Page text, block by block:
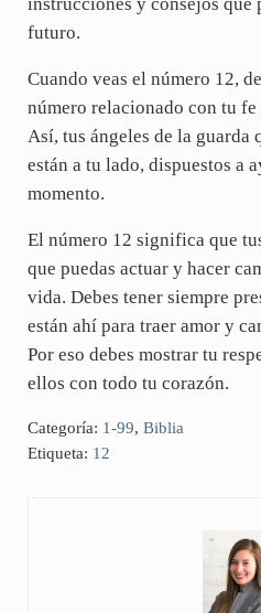
futuro.
Cuando veas el número 12,
número relacionado con tu
Así, tus ángeles de la guarda
están a tu lado, dispuestos a
momento.
El número 12 significa que
que puedas actuar y hacer
vida. Debes tener siempre
están ahí para traer amor y
Por eso debes mostrar tu
ellos con todo tu corazón.
Categoría: 1-99, Biblia
Etiqueta: 12